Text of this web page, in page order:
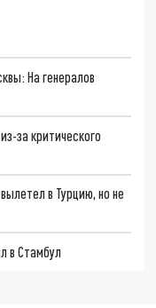
На генералов
за критического
в Турцию, но не
в Стамбул